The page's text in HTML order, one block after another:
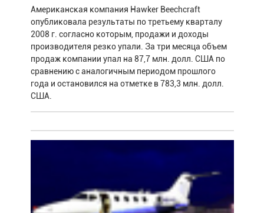
Американская компания Hawker Beechcraft
опубликовала результаты по третьему кварталу
2008 г. согласно которым, продажи и доходы
производителя резко упали. За три месяца объем
продаж компании упал на 87,7 млн. долл. США по
сравнению с аналогичным периодом прошлого
года и остановился на отметке в 783,3 млн. долл.
США.